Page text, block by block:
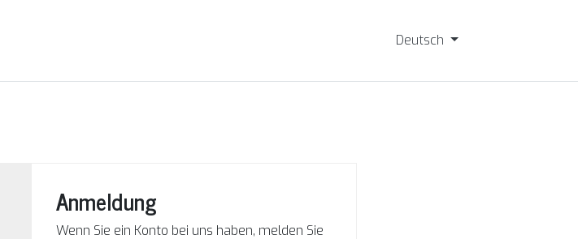
Deutsch
Anmeldung
Wenn Sie ein Konto bei uns haben, melden Sie